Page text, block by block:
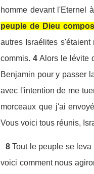
homme devant l'Eternel
peuple de Dieu
autres Israélites
commis. 4 Alors le lévite
Benjamin pour y passer
avec l'intention de me
morceaux que j'ai
Vous voici tous réunis,
8 Tout le peuple se
voici comment nous